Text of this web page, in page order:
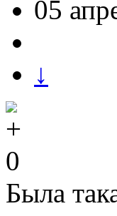
05
↓
0
Была